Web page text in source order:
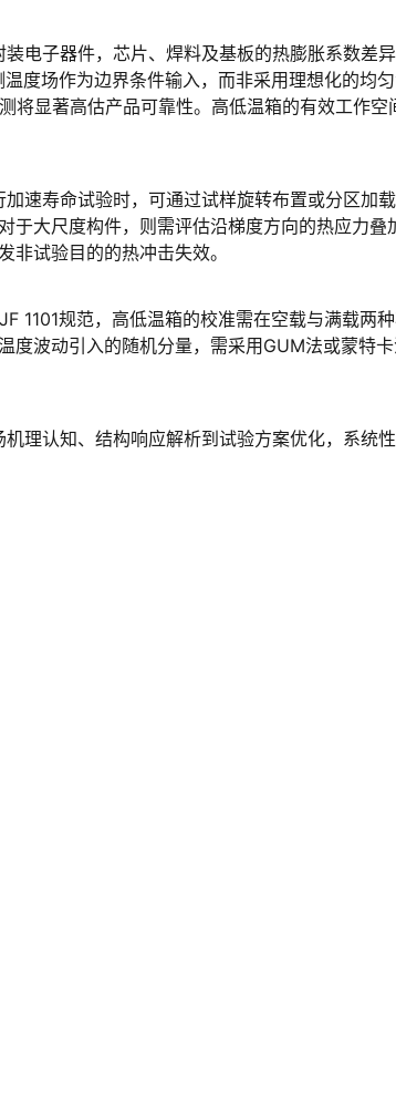
度场作为边界条件输入，而非采用理想化的
显著高估产品可靠性。高低温箱的有效工作
大尺度构件，则需评估沿梯度方向的热应力
试验目的的热冲击失效。
波动引入的随机分量，需采用GUM法或蒙特